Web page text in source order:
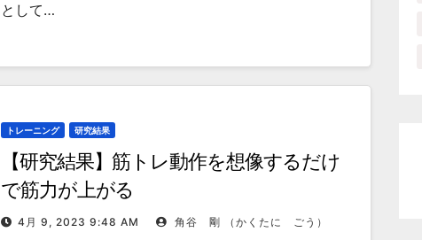
として…
トレーニング 研究結果
【研究結果】筋トレ動作を想像するだけ
で筋力が上がる
4月 9, 2023 9:48 AM 角谷 剛 （かくたに ごう）